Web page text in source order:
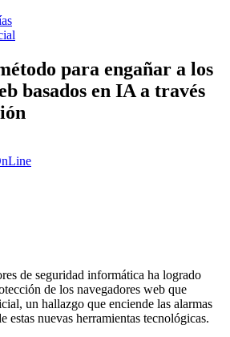
para engañar a los
basados en IA a través
de seguridad informática ha logrado
de los navegadores web que
un hallazgo que enciende las alarmas
estas nuevas herramientas tecnológicas.